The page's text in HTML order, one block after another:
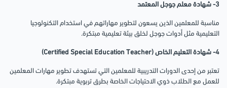
3- شهادة معلم جوجل المعتمد
مناسبة للمعلمين الذين يسعون لتطوير مهاراتهم في استخدام التكنولوجيا
التعليمية مثل أدوات جوجل لخلق بيئة تعليمية مبتكرة.
4- شهادة التعليم الخاص (Certified Special Education Teacher)
تعتبر من إحدى الدورات التدريبية للمعلمين التي تستهدف تطوير مهارات المعلمين
للعمل مع الطلاب ذوي الاحتياجات الخاصة بطرق تربوية مبتكرة.